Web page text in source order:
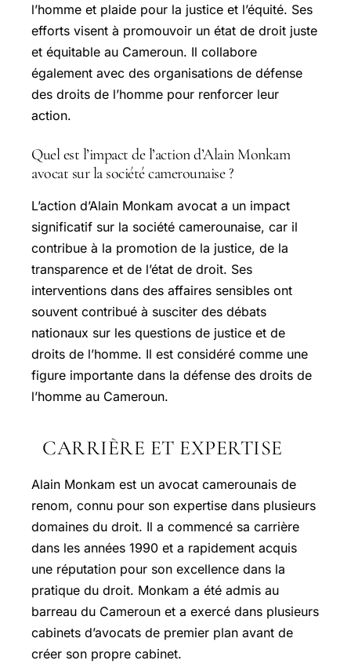
l’homme et plaide pour la justice et l’équité. Ses
efforts visent à promouvoir un état de droit juste
et équitable au Cameroun. Il collabore
également avec des organisations de défense
des droits de l’homme pour renforcer leur
action.
Quel est l’impact de l’action d’Alain Monkam
avocat sur la société camerounaise ?
L’action d’Alain Monkam avocat a un impact
significatif sur la société camerounaise, car il
contribue à la promotion de la justice, de la
transparence et de l’état de droit. Ses
interventions dans des affaires sensibles ont
souvent contribué à susciter des débats
nationaux sur les questions de justice et de
droits de l’homme. Il est considéré comme une
figure importante dans la défense des droits de
l’homme au Cameroun.
CARRIÈRE ET EXPERTISE
Alain Monkam est un avocat camerounais de
renom, connu pour son expertise dans plusieurs
domaines du droit. Il a commencé sa carrière
dans les années 1990 et a rapidement acquis
une réputation pour son excellence dans la
pratique du droit. Monkam a été admis au
barreau du Cameroun et a exercé dans plusieurs
cabinets d’avocats de premier plan avant de
créer son propre cabinet.